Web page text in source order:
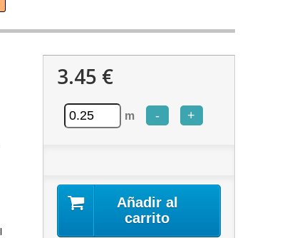
3.45 €
m - +
Añadir al
carrito